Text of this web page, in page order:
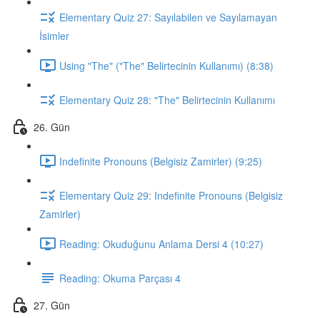
Elementary Quiz 27: Sayılabilen ve Sayılamayan
İsimler
Using "The" ("The" Belirtecinin Kullanımı) (8:38)
Elementary Quiz 28: "The" Belirtecinin Kullanımı
26. Gün
Indefinite Pronouns (Belgisiz Zamirler) (9:25)
Elementary Quiz 29: Indefinite Pronouns (Belgisiz
Zamirler)
Reading: Okuduğunu Anlama Dersi 4 (10:27)
Reading: Okuma Parçası 4
27. Gün